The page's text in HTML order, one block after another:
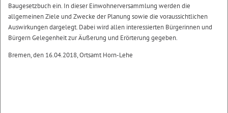
Baugesetzbuch ein. In dieser Einwohnerversammlung werden die
allgemeinen Ziele und Zwecke der Planung sowie die voraussichtlichen
Auswirkungen dargelegt. Dabei wird allen interessierten Bürgerinnen und
Bürgern Gelegenheit zur Äußerung und Erörterung gegeben.
Bremen, den 16.04.2018, Ortsamt Horn-Lehe